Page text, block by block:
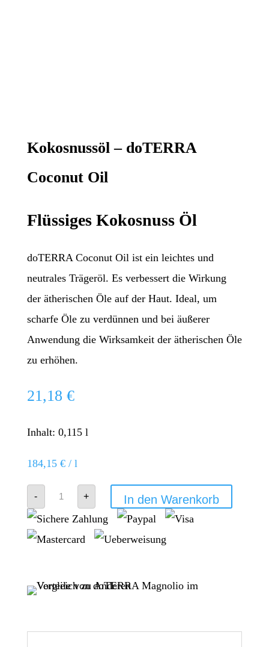
Kokosnussöl – doTERRA
Coconut Oil
Flüssiges Kokosnuss Öl
doTERRA Coconut Oil ist ein leichtes und
neutrales Trägeröl. Es verbessert die Wirkung
der ätherischen Öle auf der Haut. Ideal, um
scharfe Öle zu verdünnen und bei äußerer
Anwendung die Wirksamkeit der ätherischen Öle
zu erhöhen.
21,18 €
Inhalt: 0,115 l
184,15 €/ l
-
Kokosnussöl
doTERRA
Coconut
Menge
+ In den Warenkorb